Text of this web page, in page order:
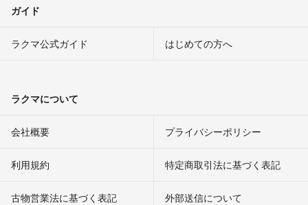
ガイド
ラクマ公式ガイド はじめての方へ
ラクマについて
会社概要 プライバシーポリシー
利用規約 特定商取引法に基づく表記
古物営業法に基づく表記 外部送信について